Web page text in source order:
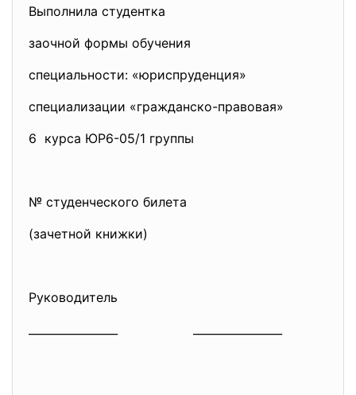
Выполнила студентка
заочной формы обучения
специальности: «юриспруденция»
специализации «гражданско-правовая»
6 курса ЮР6-05/1 группы
№ студенческого билета
(зачетной книжки)
Руководитель